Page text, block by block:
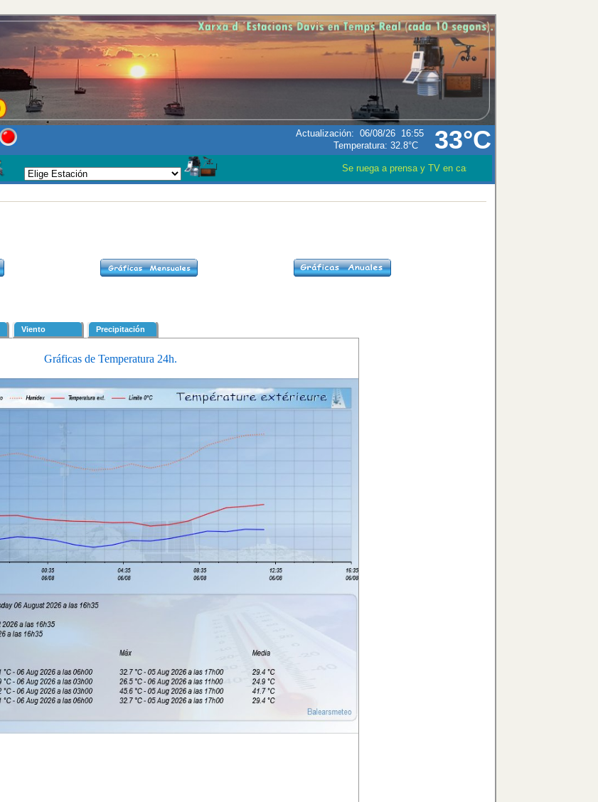
33°C
Actualización: 06/08/26 16:55
Temperatura: 32.8°C
Se ruega a prensa y TV en caso que utilizen los datos